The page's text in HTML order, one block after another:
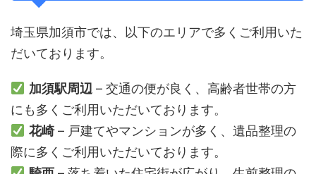
埼玉県加須市では、以下のエリアで多くご利用いた
だいております。
加須駅周辺– 交通の便が良く、高齢者世帯の方
にも多くご利用いただいております。
花崎– 戸建てやマンションが多く、遺品整理の
際に多くご利用いただいております。